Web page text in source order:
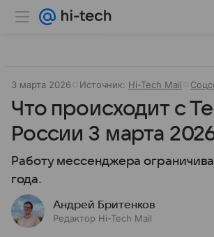
3 марта 2026 Источник: Hi-Tech Mail
Что происходит с
России 3 марта
Работу мессенджера
года.
Андрей Бритенков
Редактор Hi-Tech Mail